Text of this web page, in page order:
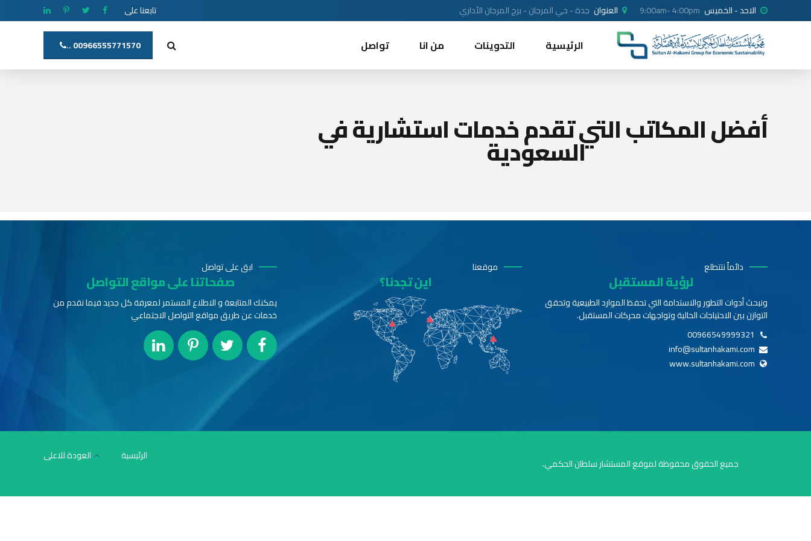
الاحد - الخميس 9:00am- 4:00pm العنوان جدة - حي المرجان - برج المرجان الأداري تابعنا على
00966555771570 .. الرئيسية التدوينات من انا تواصل
أفضل المكاتب التي تقدم خدمات استشارية في
السعودية
دائماً نتتطلع
لرؤية المستقبل
ونبحث أدوات التطور والاستدامة التي تحفظ الموارد الطبيعية وتحقق
التوازن بين الاحتياجات الحالية وتواجهات محركات المستقبل.
00966549999321
info@sultanhakami.com
www.sultanhakami.com
موقعنا
اين تجدنا؟
ابق على تواصل
صفحاتنا على مواقع التواصل
يمكنك المتابعة و الاطلاع المستمر لمعرفة كل جديد فيما نقدم من
خدمات عن طريق مواقع التواصل الاجتماعي
جميع الحقوق محفوظة لموقع المستشار سلطان الحكمي.
الرئيسية العودة للاعلى